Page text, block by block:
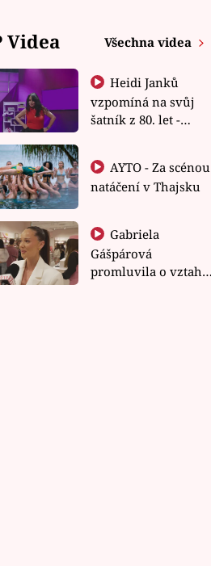
Videa Všechna videa
Heidi Janků
vzpomíná na svůj
šatník z 80. let -
natáčení v Thajsku
Gabriela
Gášpárová
promluvila o vztahu